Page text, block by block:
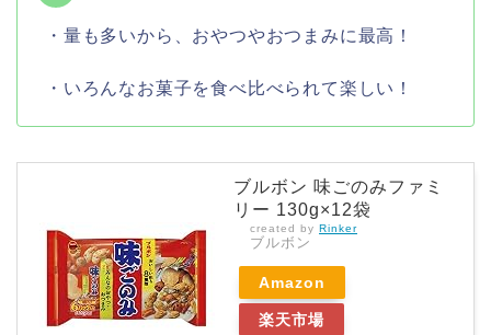
・量も多いから、おやつやおつまみに最高！
・いろんなお菓子を食べ比べられて楽しい！
ブルボン 味ごのみファミ
リー 130g×12袋
created by Rinker
ブルボン
Amazon
楽天市場